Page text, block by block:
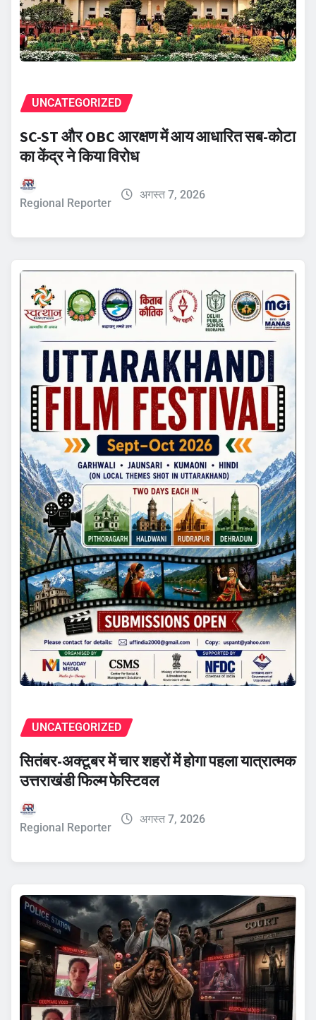
UNCATEGORIZED
SC-ST और OBC आरक्षण में आय आधारित सब-कोटा
का केंद्र ने किया विरोध
Regional Reporter
अगस्त 7, 2026
UNCATEGORIZED
सितंबर-अक्टूबर में चार शहरों में होगा पहला यात्रात्मक
उत्तराखंडी फिल्म फेस्टिवल
Regional Reporter
अगस्त 7, 2026